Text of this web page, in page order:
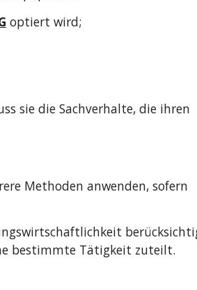
optiert wird;
sie die Sachverhalte, die ihren
Methoden anwenden, sofern
bestimmte Tätigkeit zuteilt.